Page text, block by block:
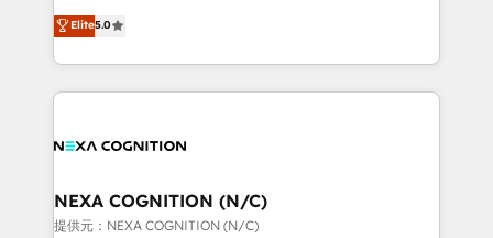
HubSpot Data System Migrations between systems
to HubSpot New lead generation strategies Time-
New Zealand, and globally to realise their full
potential through enterprise HubSpot CRM
implementation. And we deliver best practice across
the whole HubSpot platform, covering marketing,
all businesses, from start-up to Enterprise, and have
the world. Our human approach to digital
transformation is designed for businesses who want
Elite5.0
NEXA COGNITION (N/C)
提供元：NEXA COGNITION (N/C)